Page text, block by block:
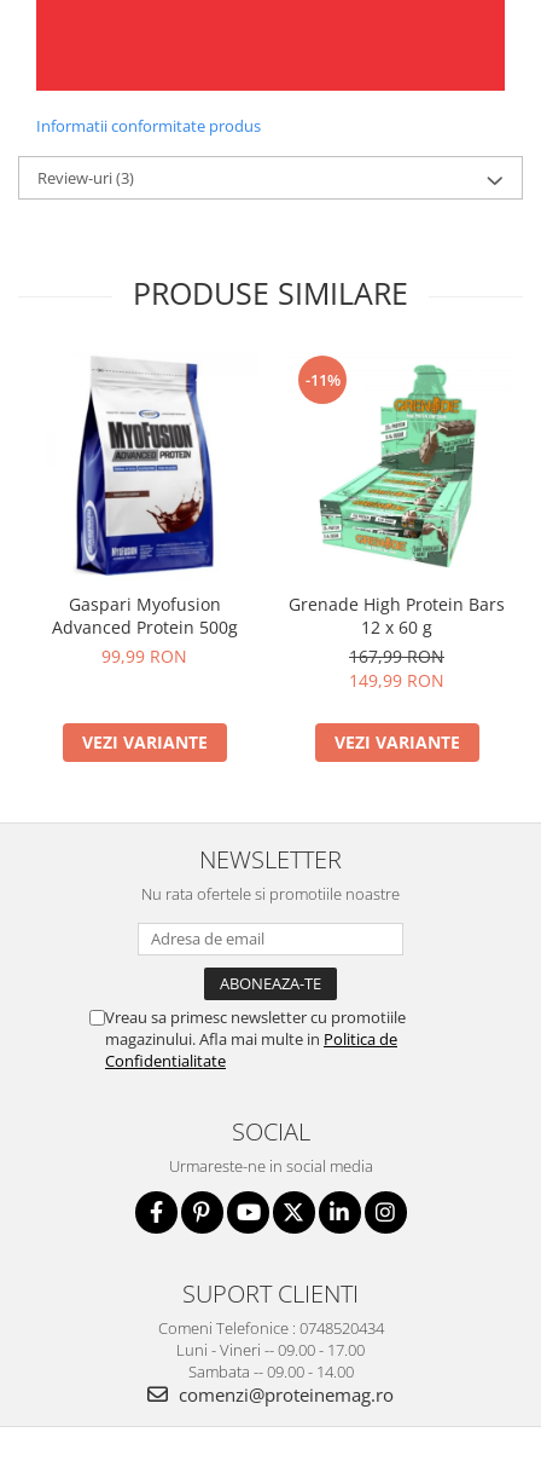
Informatii conformitate produs
Review-uri(3)
PRODUSE SIMILARE
Gaspari Myofusion
Advanced Protein 500g
99,99 RON
VEZI VARIANTE
-11%
Grenade High Protein Bars
12 x 60 g
167,99 RON
149,99 RON
VEZI VARIANTE
NEWSLETTER
Nu rata ofertele si promotiile noastre
Vreau sa primesc newsletter cu promotiile
magazinului. Afla mai multe in Politica de
Confidentialitate
SOCIAL
Urmareste-ne in social media
SUPORT CLIENTI
Comeni Telefonice : 0748520434
Luni - Vineri -- 09.00 - 17.00
Sambata -- 09.00 - 14.00
comenzi@proteinemag.ro